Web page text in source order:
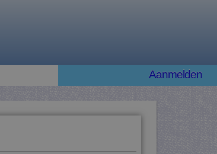
Aanmelden